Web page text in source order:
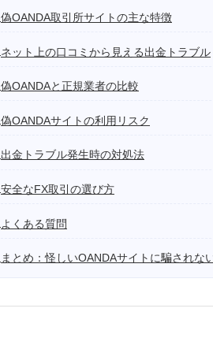
偽OANDA取引所サイトの主な特徴
ネット上の口コミから見える出金トラブル
偽OANDAと正規業者の比較
偽OANDAサイトの利用リスク
出金トラブル発生時の対処法
安全なFX取引の選び方
よくある質問
まとめ：怪しいOANDAサイトに騙されな